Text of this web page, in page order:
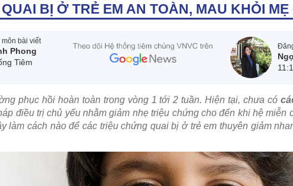
BỊ Ở TRẺ EM AN TOÀN, MAU KHỎI
bài viết
Phong
Tiêm
phục hồi hoàn toàn trong vòng 1 tới 2 tuần. Hiện tại, chưa có
điều trị chủ yếu nhằm giảm nhẹ triệu chứng cho đến khi hệ miễn
làm cách nào để các triệu chứng quai bị ở trẻ em thuyên giảm